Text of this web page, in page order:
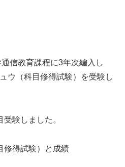
信教育課程に3年次編入し
ウ（科目修得試験）を受験し
験しました。
修得試験）と成績